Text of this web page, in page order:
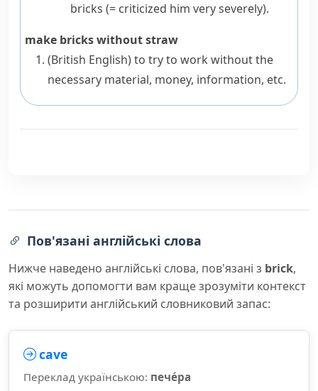
bricks (= criticized him very severely).
make bricks without straw
(British English)to try to work without the
necessary material, money, information, etc.
Пов'язані англійські слова
Нижче наведено англійські слова, пов'язані з brick,
які можуть допомогти вам краще зрозуміти контекст
та розширити англійський словниковий запас:
cave
Переклад українською: пече́ра